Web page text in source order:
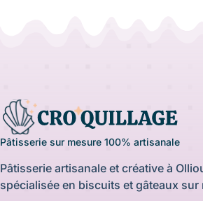
Pâtisserie sur mesure 100% artisanale
Pâtisserie artisanale et créative à
spécialisée en biscuits et gâteaux sur